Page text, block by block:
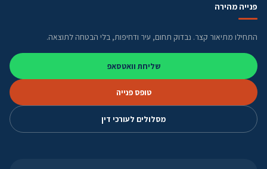
פנייה מהירה
התחילו מתיאור קצר. נבדוק תחום, עיר ודחיפות, בלי הבטחה לתוצאה.
שליחת וואטסאפ
טופס פנייה
מסלולים לעורכי דין